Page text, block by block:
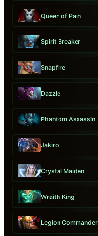
Queen of Pain
Spirit Breaker
Snapfire
Dazzle
Phantom Assassin
Jakiro
Crystal Maiden
Wraith King
Legion Commander